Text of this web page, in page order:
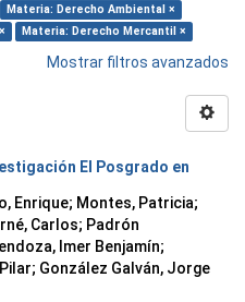
Materia: Derecho Ambiental ×
Materia: Derecho Mercantil ×
Mostrar filtros avanzados
El Posgrado en
Enrique; Montes, Patricia;
Carlos; Padrón
Imer Benjamín;
; González Galván, Jorge